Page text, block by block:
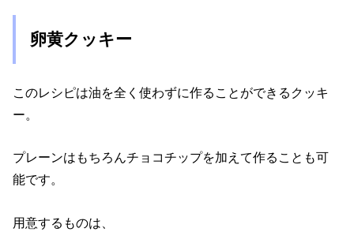
卵黄クッキー
このレシピは油を全く使わずに作ることができるクッキ
ー。
プレーンはもちろんチョコチップを加えて作ることも可
能です。
用意するものは、